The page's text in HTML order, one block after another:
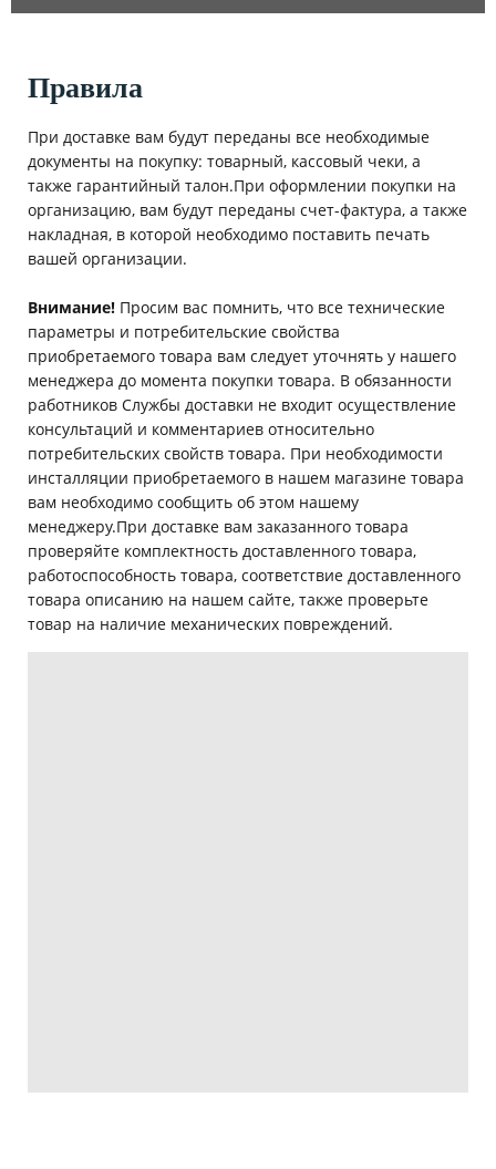
Правила
При доставке вам будут переданы все необходимые
документы на покупку: товарный, кассовый чеки, а
также гарантийный талон.При оформлении покупки на
организацию, вам будут переданы счет-фактура, а также
накладная, в которой необходимо поставить печать
вашей организации.
Внимание! Просим вас помнить, что все технические
параметры и потребительские свойства
приобретаемого товара вам следует уточнять у нашего
менеджера до момента покупки товара. В обязанности
работников Службы доставки не входит осуществление
консультаций и комментариев относительно
потребительских свойств товара. При необходимости
инсталляции приобретаемого в нашем магазине товара
вам необходимо сообщить об этом нашему
менеджеру.При доставке вам заказанного товара
проверяйте комплектность доставленного товара,
работоспособность товара, соответствие доставленного
товара описанию на нашем сайте, также проверьте
товар на наличие механических повреждений.